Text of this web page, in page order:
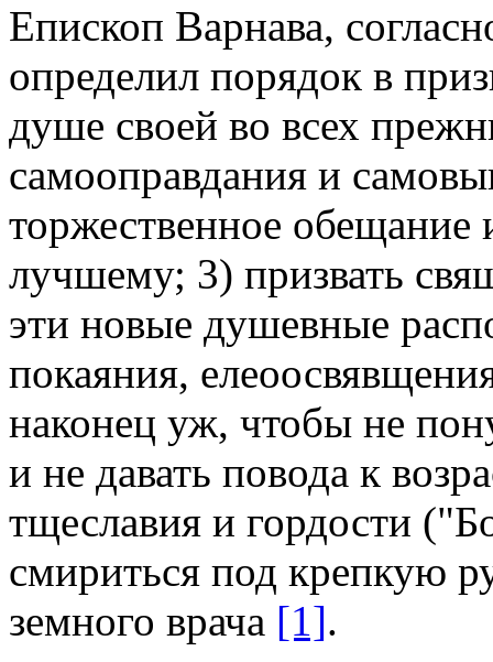
Епископ Варнава,
определил порядок в
душе своей во всех
самооправдания и
торжественное
лучшему; 3) призвать
эти новые душевные
покаяния,
наконец уж, чтобы не
и не давать повода к
тщеславия и гордости
смириться под крепкую
земного врача [1].